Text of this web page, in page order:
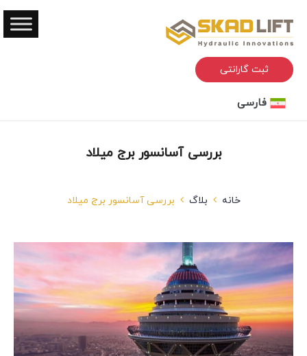
ثبت گارانتی
فارسی
بررسی آسانسور برج میلاد
خانه بلاگ بررسی آسانسور برج میلاد